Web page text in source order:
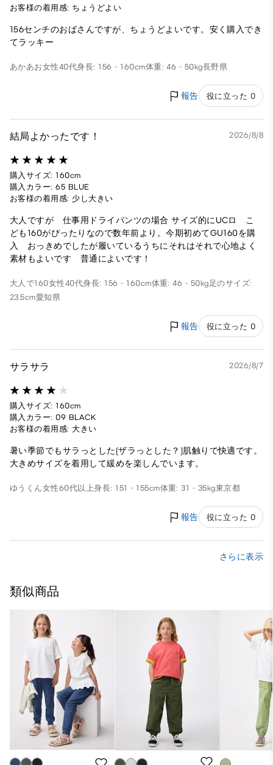
お客様の着用感: ちょうどよい
156センチのおばさんですが、ちょうどよいです。安く購入でき
てラッキー
あかあお女性40代身長: 156 - 160cm体重: 46 - 50kg長野県
報告 役に立った 0
結局よかったです！ 2026/8/8
購入サイズ: 160cm
購入カラー: 65 BLUE
お客様の着用感: 少し大きい
大人ですが 仕事用ドライパンツの場合 サイズ的にUCロ こ
ども160がぴったりなので数年前より。今期初めてGU160を購
入 おっきめでしたが履いているうちにそれはそれで心地よく
素材もよいです 普通によいです！
大人で160女性40代身長: 156 - 160cm体重: 46 - 50kg足のサイズ:
23.5cm愛知県
報告 役に立った 0
サラサラ 2026/8/7
購入サイズ: 160cm
購入カラー: 09 BLACK
お客様の着用感: 大きい
暑い季節でもサラっとした(ザラっとした？)肌触りで快適です。
大きめサイズを着用して緩めを楽しんでいます。
ゆうくん女性60代以上身長: 151 - 155cm体重: 31 - 35kg東京都
報告 役に立った 0
さらに表示
類似商品